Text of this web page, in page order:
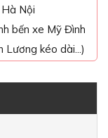
Nội
bến xe Mỹ Đình
kéo dài...)